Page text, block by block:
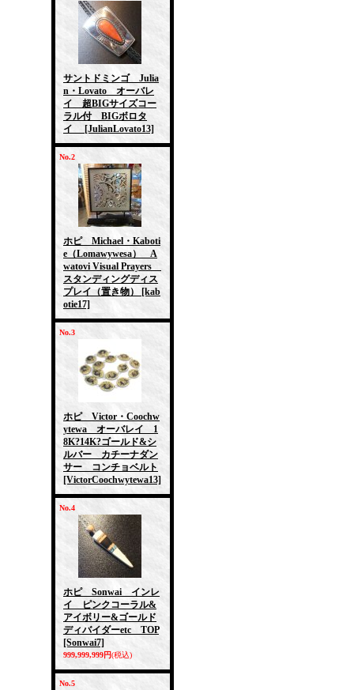
サントドミンゴ Julia
n・Lovato オーバレ
イ 超BIGサイズコー
ラル付 BIGボロタ
イ
[JulianLovato13]
No.2
ホピ Michael・Kaboti
e（Lomawywesa） A
watovi Visual Prayers
スタンディングディス
プレイ（置き物）
[kab
otie17]
No.3
ホピ Victor・Coochw
ytewa オーバレイ 1
8K?14K?ゴールド&シ
ルバー カチーナダン
サー コンチョベルト
[VictorCoochwytewa13]
No.4
ホピ Sonwai インレ
イ ピンクコーラル&
アイボリー&ゴールド
ディバイダーetc TOP
[Sonwai7]
999,999,999円(税込)
No.5